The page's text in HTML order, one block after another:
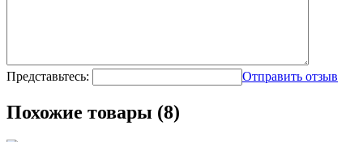
Представьтесь: Отправить отзыв
Похожие товары (8)